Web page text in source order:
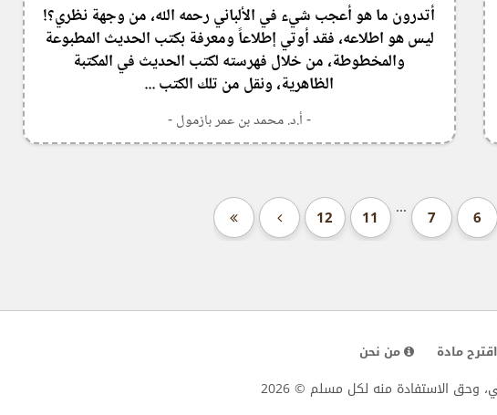
أتدرون ما هو أعجب شيء في الألباني رحمه الله، من وجهة نظري؟!
ليس هو اطلاعه، فقد أوتي إطلاعاً ومعرفة بكتب الحديث المطبوعة
والمخطوطة، من خلال فهرسته لكتب الحديث في المكتبة
الظاهرية، ونقل من تلك الكتب ...
- أ.د. محمد بن عمر بازمول -
6
7
...
11
12
اقترح مادة من نحن
وحق الاستفادة منه لكل مسلم © 2026